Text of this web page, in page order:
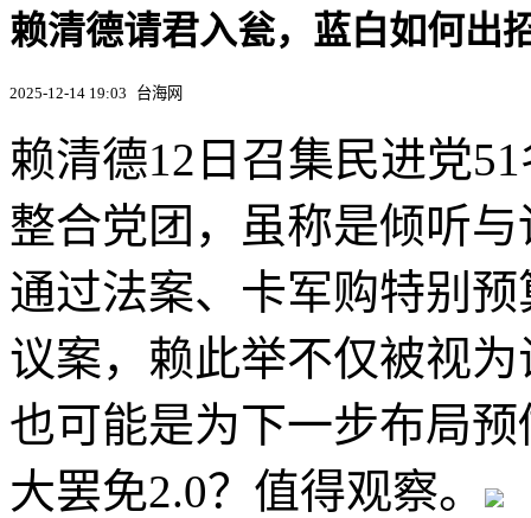
赖清德请君入瓮，蓝白如何出
2025-12-14 19:03 台海网
赖清德12日召集民进党
整合党团，虽称是倾听
通过法案、卡军购特别
议案，赖此举不仅被视
也可能是为下一步布局
大罢免2.0？值得观察。